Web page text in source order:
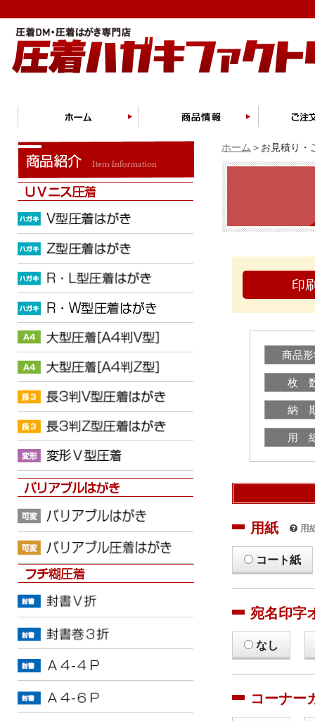
ホーム ＞お見積り・
印
商品
枚
納
用
用紙 用
コート紙
宛名印字
なし
コーナー